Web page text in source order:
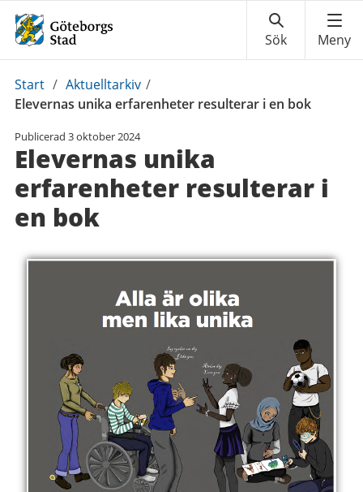
Du
är
Start / Aktuelltarkiv /
Elevernas unika erfarenheter resulterar i en bok
Publicerad 3 oktober 2024
Elevernas unika
erfarenheter resulterar i
en bok